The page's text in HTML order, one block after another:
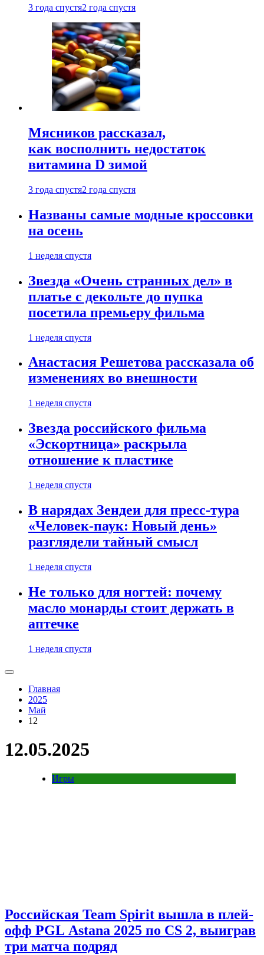
3 года спустя2 года спустя
Мясников рассказал,
как восполнить недостаток
витамина D зимой
3 года спустя2 года спустя
Названы самые модные кроссовки
на осень
1 неделя спустя
Звезда «Очень странных дел» в
платье с декольте до пупка
посетила премьеру фильма
1 неделя спустя
Анастасия Решетова рассказала об
изменениях во внешности
1 неделя спустя
Звезда российского фильма
«Эскортница» раскрыла
отношение к пластике
1 неделя спустя
В нарядах Зендеи для пресс-тура
«Человек-паук: Новый день»
разглядели тайный смысл
1 неделя спустя
Не только для ногтей: почему
масло монарды стоит держать в
аптечке
1 неделя спустя
Главная
2025
Май
12
12.05.2025
Игры
Российская Team Spirit вышла в плей-
офф PGL Astana 2025 по CS 2, выиграв
три матча подряд